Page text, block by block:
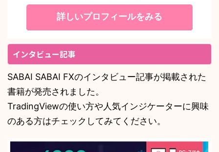
詳しいプロフィールをみる
インタビュー記事
SABAI SABAI FXのインタビュー記事が掲載された
書籍が発売されました。
TradingViewの使い方や人気インジケーターに興味
のある方はチェックしてみてください。